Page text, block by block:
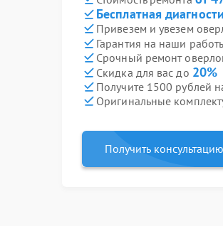
Бесплатная
Привезем и увезем
Гарантия на наши
Срочный ремонт
Скидка для вас до 20%
Получите 1500 рублей
Оригинальные
Получить консультацию